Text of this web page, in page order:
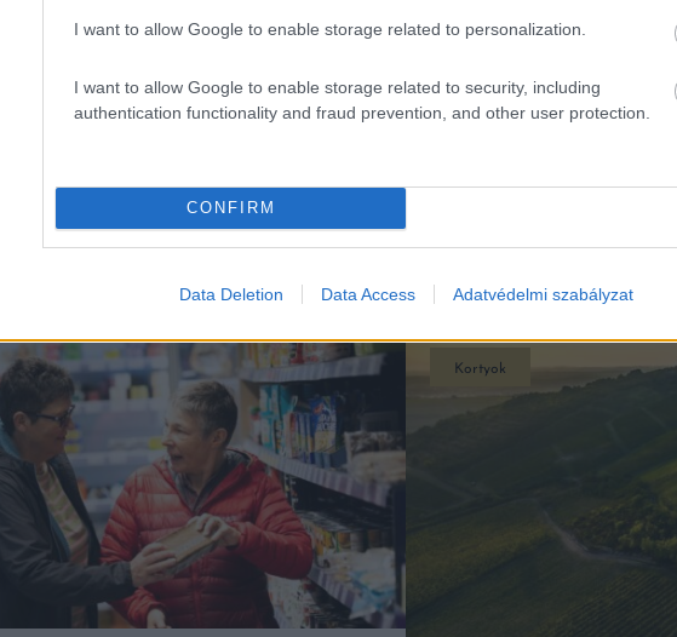
I want to allow Google to enable storage related to personalization.
I want to allow Google to enable storage related to security, including
authentication functionality and fraud prevention, and other user protection.
CONFIRM
Data Deletion Data Access Adatvédelmi szabályzat
Kortyok